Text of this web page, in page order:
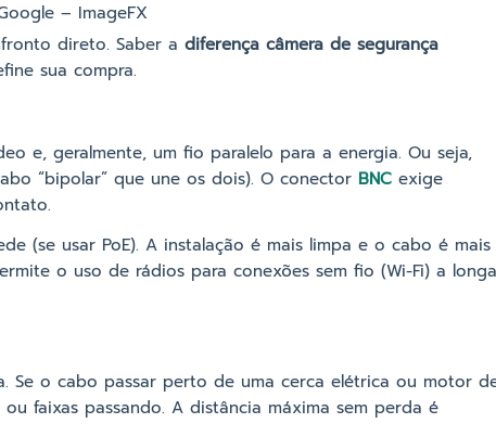
– ImageFX
direto. Saber a diferença câmera de segurança
sua compra.
e, geralmente, um fio paralelo para a energia. Ou seja,
“bipolar” que une os dois). O conector BNC exige
(se usar PoE). A instalação é mais limpa e o cabo é mais
o uso de rádios para conexões sem fio (Wi-Fi) a
Se o cabo passar perto de uma cerca elétrica ou motor
faixas passando. A distância máxima sem perda é